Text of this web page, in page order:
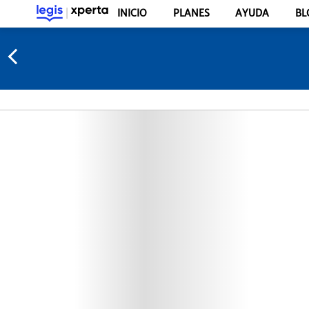
INICIO PLANES AYUDA